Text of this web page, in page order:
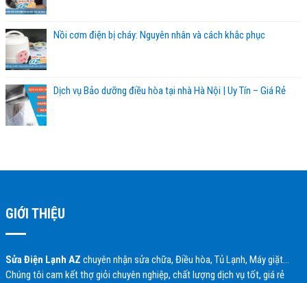
Nồi cơm điện bị cháy: Nguyên nhân và cách khắc phục
Dịch vụ Bảo dưỡng điều hòa tại nhà Hà Nội | Uy Tín – Giá Rẻ
GIỚI THIỆU
Sửa Điện Lạnh AZ chuyên nhận sửa chữa, Điều hòa, Tủ Lạnh, Máy giặt…
Chúng tôi cam kết thợ giỏi chuyên nghiệp, chất lượng dịch vụ tốt, giá rẻ